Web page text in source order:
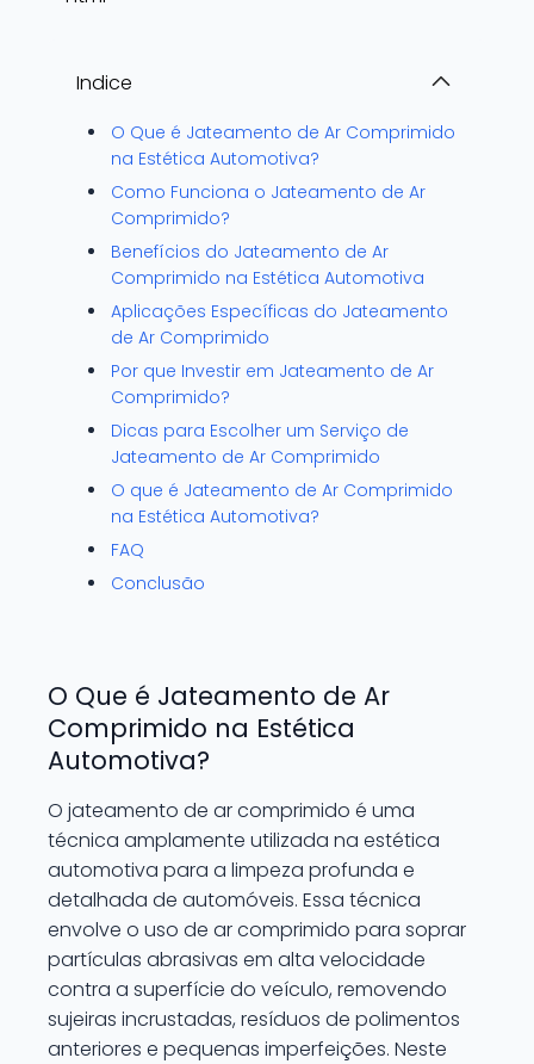
Indice
O Que é Jateamento de Ar Comprimido
na Estética Automotiva?
Como Funciona o Jateamento de Ar
Comprimido?
Benefícios do Jateamento de Ar
Comprimido na Estética Automotiva
Aplicações Específicas do Jateamento
de Ar Comprimido
Por que Investir em Jateamento de Ar
Comprimido?
Dicas para Escolher um Serviço de
Jateamento de Ar Comprimido
O que é Jateamento de Ar Comprimido
na Estética Automotiva?
FAQ
Conclusão
O Que é Jateamento de Ar
Comprimido na Estética
Automotiva?
O jateamento de ar comprimido é uma
técnica amplamente utilizada na estética
automotiva para a limpeza profunda e
detalhada de automóveis. Essa técnica
envolve o uso de ar comprimido para soprar
partículas abrasivas em alta velocidade
contra a superfície do veículo, removendo
sujeiras incrustadas, resíduos de polimentos
anteriores e pequenas imperfeições. Neste